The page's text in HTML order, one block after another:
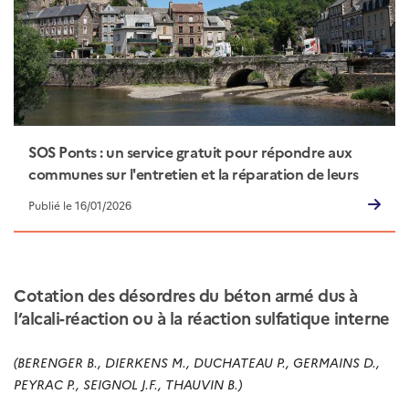
SOS Ponts : un service gratuit pour répondre aux
communes sur l'entretien et la réparation de leurs
Publié le 16/01/2026
Cotation des désordres du béton armé dus à
l’alcali-réaction ou à la réaction sulfatique interne
(BERENGER B., DIERKENS M., DUCHATEAU P., GERMAINS D.,
PEYRAC P., SEIGNOL J.F., THAUVIN B.)